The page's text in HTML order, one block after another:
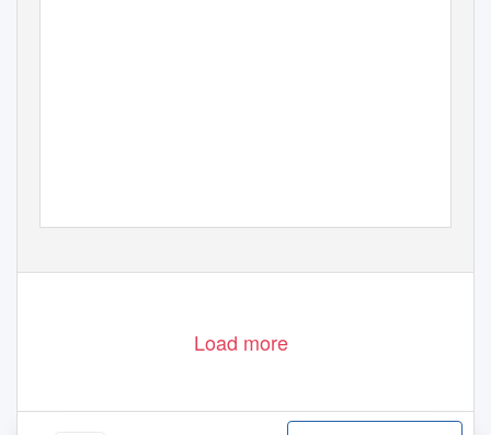
Load more